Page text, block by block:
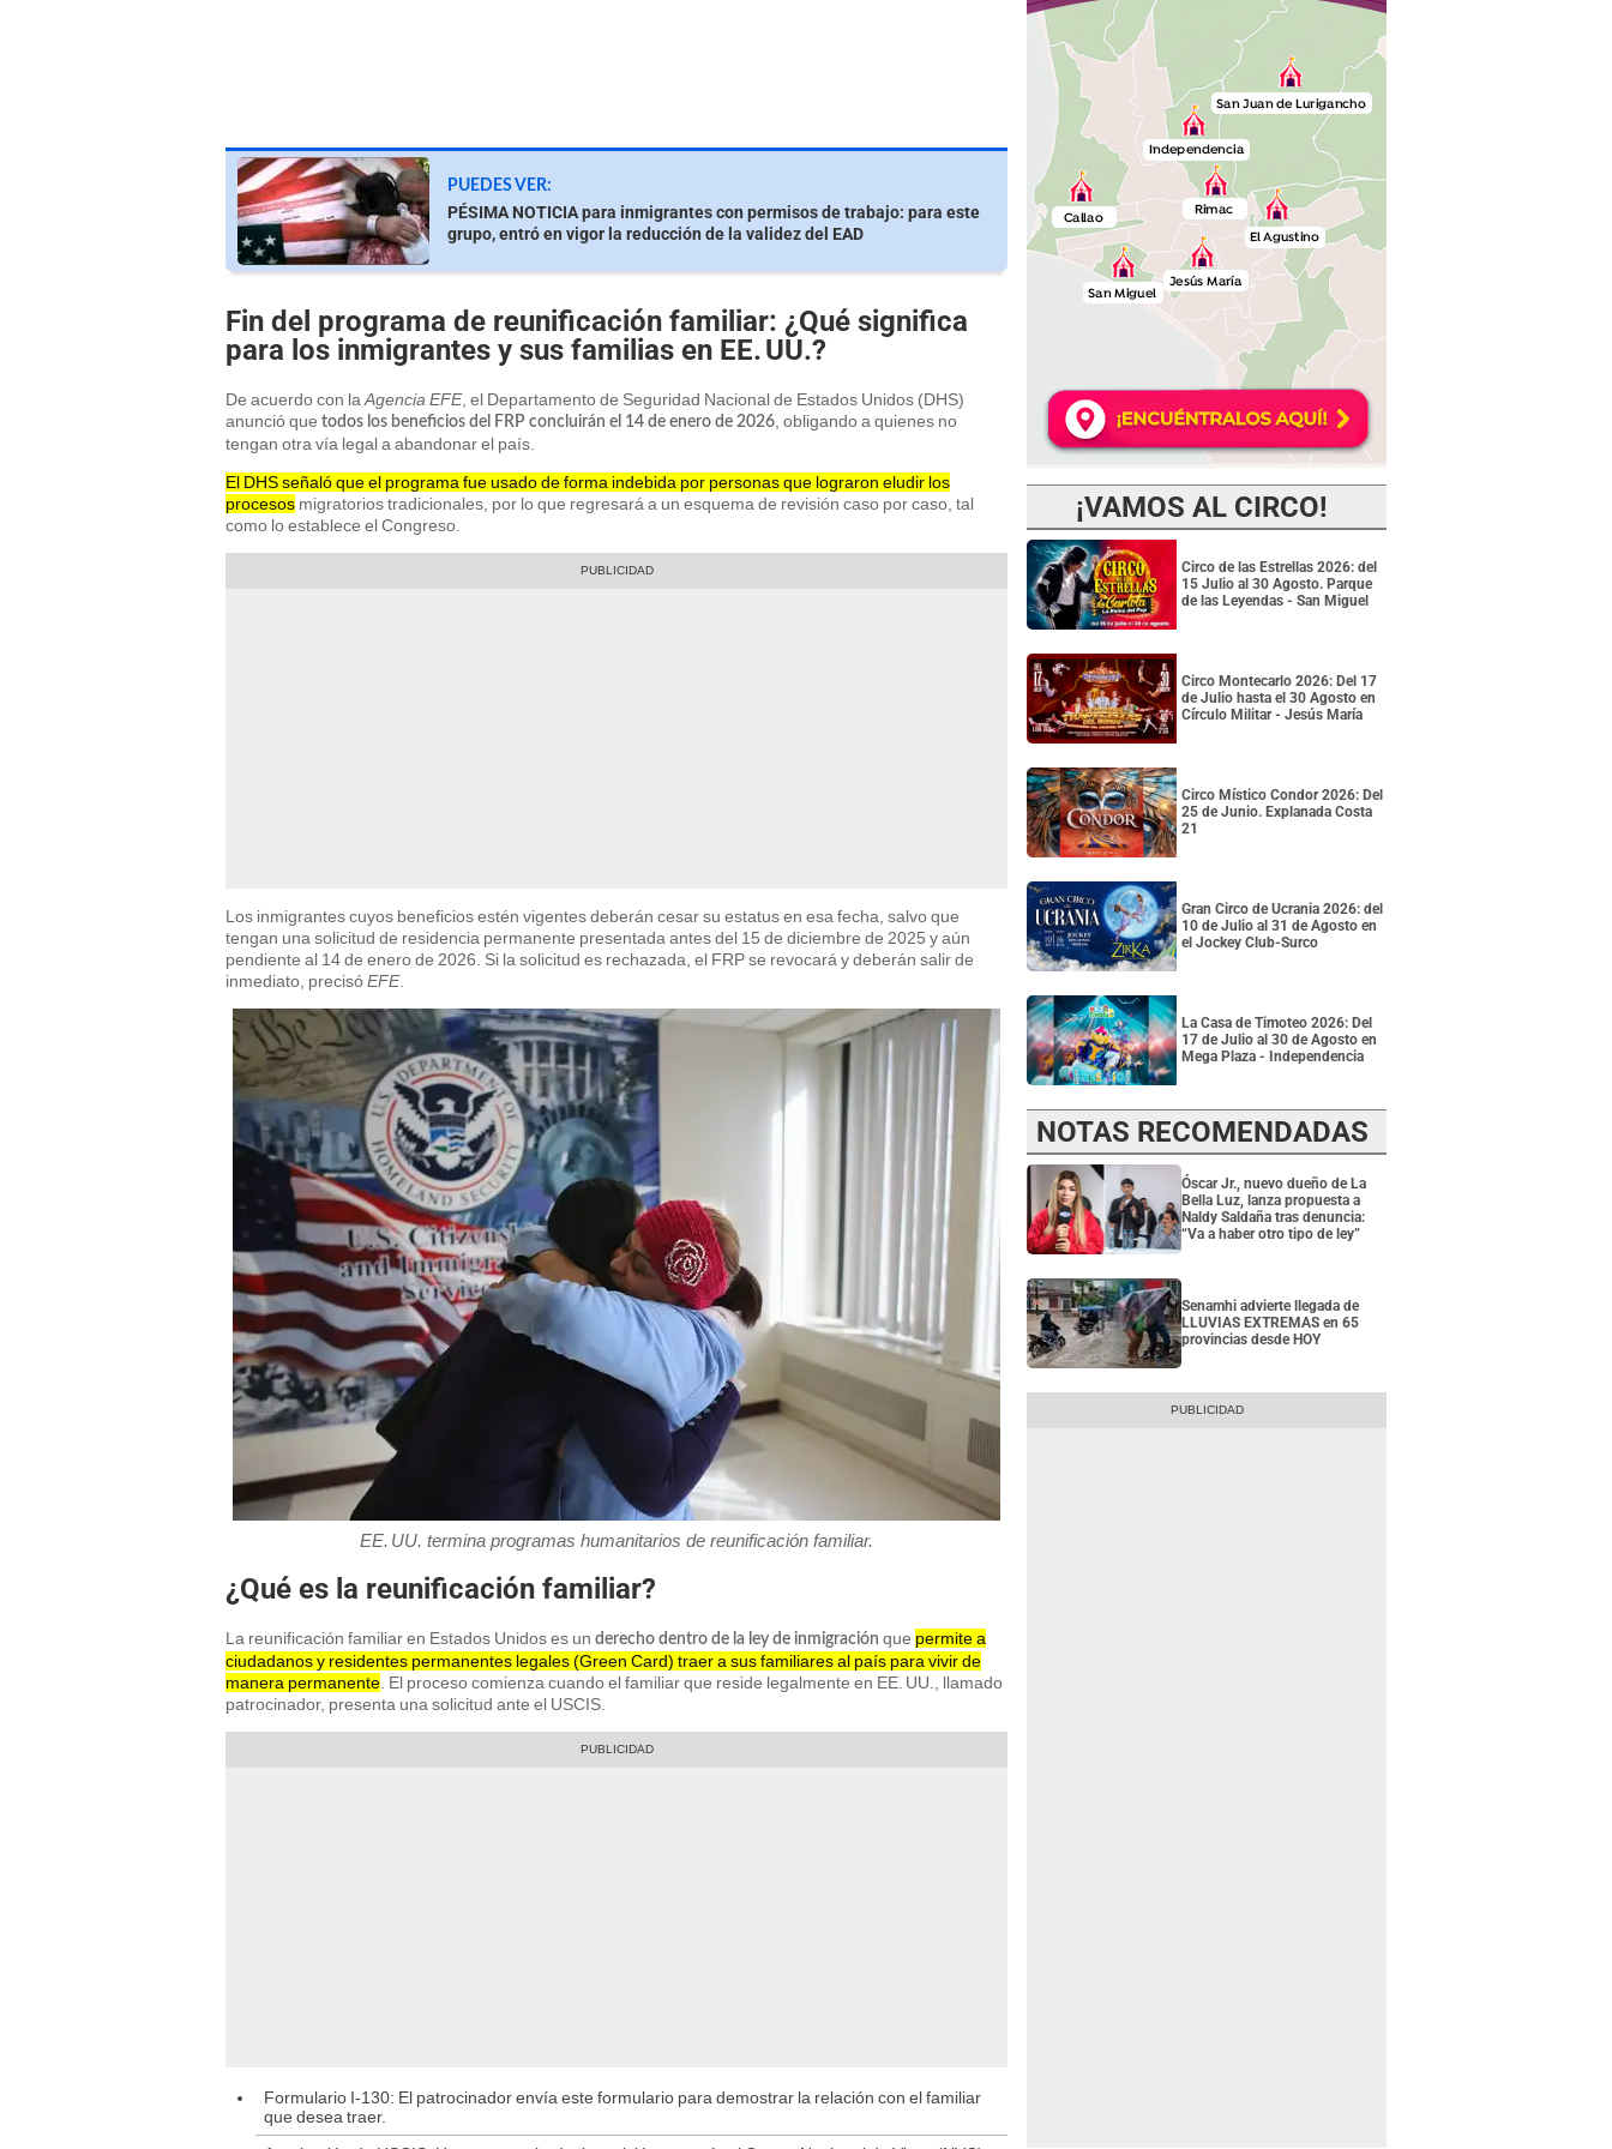
PUEDES VER:
PÉSIMA NOTICIA para inmigrantes con permisos de trabajo: para este
grupo, entró en vigor la reducción de la validez del EAD
Fin del programa de reunificación familiar: ¿Qué significa
para los inmigrantes y sus familias en EE. UU.?
De acuerdo con la Agencia EFE, el Departamento de Seguridad Nacional de Estados Unidos (DHS)
anunció que todos los beneficios del FRP concluirán el 14 de enero de 2026 , obligando a quienes no
tengan otra vía legal a abandonar el país.
El DHS señaló que el programa fue usado de forma indebida por personas que lograron eludir los
procesos migratorios tradicionales, por lo que regresará a un esquema de revisión caso por caso, tal
como lo establece el Congreso.
Los inmigrantes cuyos beneficios estén vigentes deberán cesar su estatus en esa fecha, salvo que
tengan una solicitud de residencia permanente presentada antes del 15 de diciembre de 2025 y aún
pendiente al 14 de enero de 2026. Si la solicitud es rechazada, el FRP se revocará y deberán salir de
inmediato, precisóEFE.
EE. UU. termina programas humanitarios de reunificación familiar.
¿Qué es la reunificación familiar?
La reunificación familiar en Estados Unidos es un derecho dentro de la ley de inmigración que permite a
ciudadanos y residentes permanentes legales (Green Card) traer a sus familiares al país para vivir de
manera permanente. El proceso comienza cuando el familiar que reside legalmente en EE. UU., llamado
patrocinador, presenta una solicitud ante el USCIS.
Formulario I-130: El patrocinador envía este formulario para demostrar la relación con el familiar
que desea traer.
¡VAMOS AL CIRCO!
Circo de las Estrellas 2026: del
15 Julio al 30 Agosto. Parque
de las Leyendas - San Miguel
Circo Montecarlo 2026: Del 17
de Julio hasta el 30 Agosto en
Círculo Militar - Jesús María
Circo Místico Condor 2026: Del
25 de Junio. Explanada Costa
21
Gran Circo de Ucrania 2026: del
10 de Julio al 31 de Agosto en
el Jockey Club-Surco
La Casa de Timoteo 2026: Del
17 de Julio al 30 de Agosto en
Mega Plaza - Independencia
NOTAS RECOMENDADAS
Óscar Jr., nuevo dueño de La
Bella Luz, lanza propuesta a
Naldy Saldaña tras denuncia:
“Va a haber otro tipo de ley”
Senamhi advierte llegada de
LLUVIAS EXTREMAS en 65
provincias desde HOY